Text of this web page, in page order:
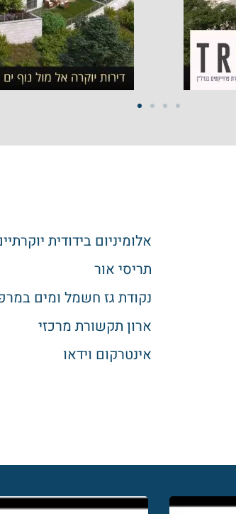
אלומיניום בידודית
תריסי אור
נקודת גז חשמל ומים
ארון תקשורת מרכזי
אינטרקום וידאו